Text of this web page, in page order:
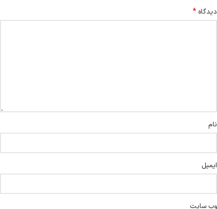
دیدگاه *
نام
ایمیل
وب‌ سایت